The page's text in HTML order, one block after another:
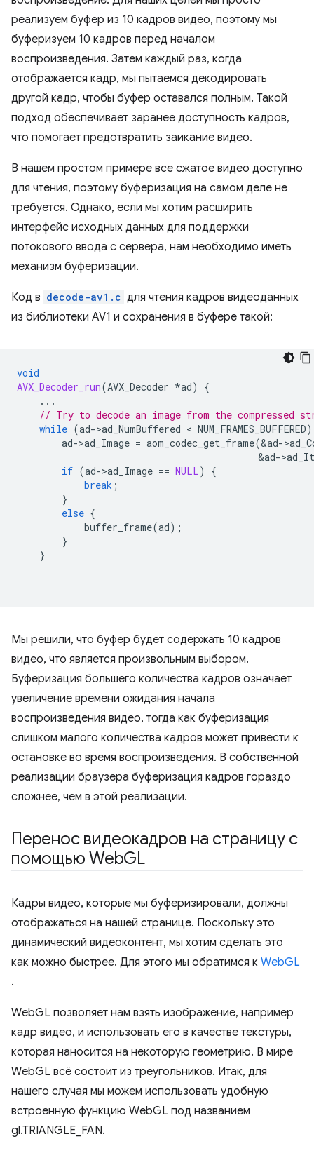
реализуем буфер из 10 кадров видео, поэтому мы
буферизуем 10 кадров перед началом
воспроизведения. Затем каждый раз, когда
отображается кадр, мы пытаемся декодировать
другой кадр, чтобы буфер оставался полным. Такой
подход обеспечивает заранее доступность кадров,
что помогает предотвратить заикание видео.
В нашем простом примере все сжатое видео доступно
для чтения, поэтому буферизация на самом деле не
требуется. Однако, если мы хотим расширить
интерфейс исходных данных для поддержки
потокового ввода с сервера, нам необходимо иметь
механизм буферизации.
Код в decode-av1.c для чтения кадров видеоданных
из библиотеки AV1 и сохранения в буфере такой:
void
AVX_Decoder_run(AVX_Decoder *ad)
{
...
// Try to decode an image from the compressed
while (ad->ad_NumBuffered < NUM_FRAMES_BUFFERED)
ad->ad_Image = aom_codec_get_frame(&ad->
&ad->
if (ad->ad_Image == NULL)
{
break ;
}
else {
buffer_frame(ad);
}
}
Мы решили, что буфер будет содержать 10 кадров
видео, что является произвольным выбором.
Буферизация большего количества кадров означает
увеличение времени ожидания начала
воспроизведения видео, тогда как буферизация
слишком малого количества кадров может привести к
остановке во время воспроизведения. В собственной
реализации браузера буферизация кадров гораздо
сложнее, чем в этой реализации.
Перенос видеокадров на страницу с
помощью WebGL
Кадры видео, которые мы буферизировали, должны
отображаться на нашей странице. Поскольку это
динамический видеоконтент, мы хотим сделать это
как можно быстрее. Для этого мы обратимся к WebGL
.
WebGL позволяет нам взять изображение, например
кадр видео, и использовать его в качестве текстуры,
которая наносится на некоторую геометрию. В мире
WebGL всё состоит из треугольников. Итак, для
нашего случая мы можем использовать удобную
встроенную функцию WebGL под названием
gl.TRIANGLE_FAN.